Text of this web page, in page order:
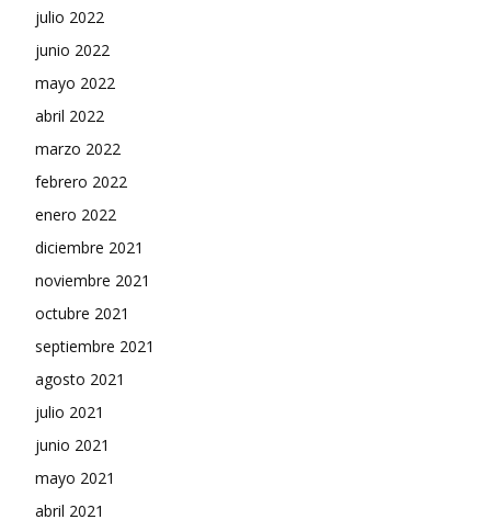
julio 2022
junio 2022
mayo 2022
abril 2022
marzo 2022
febrero 2022
enero 2022
diciembre 2021
noviembre 2021
octubre 2021
septiembre 2021
agosto 2021
julio 2021
junio 2021
mayo 2021
abril 2021